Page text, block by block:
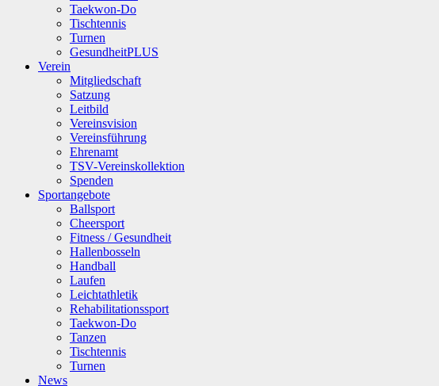
Taekwon-Do
Tischtennis
Turnen
GesundheitPLUS
Verein
Mitgliedschaft
Satzung
Leitbild
Vereinsvision
Vereinsführung
Ehrenamt
TSV-Vereinskollektion
Spenden
Sportangebote
Ballsport
Cheersport
Fitness / Gesundheit
Hallenbosseln
Handball
Laufen
Leichtathletik
Rehabilitationssport
Taekwon-Do
Tanzen
Tischtennis
Turnen
News